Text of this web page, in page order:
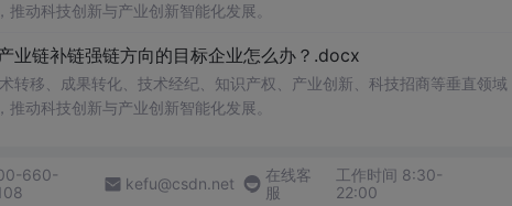
动科技创新与产业创新智能化发展。
业链补链强链方向的目标企业怎么办？.docx
移、成果转化、技术经纪、知识产权、产业创新、科技招商等垂直领域
动科技创新与产业创新智能化发展。
660-
kefu@csdn.net
在线客
服
工作时间 8:30-
22:00